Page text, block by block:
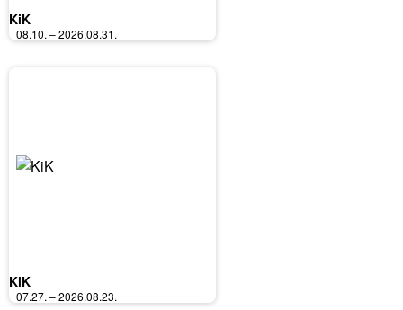
KiK
08.10. – 2026.08.31.
KiK
07.27. – 2026.08.23.